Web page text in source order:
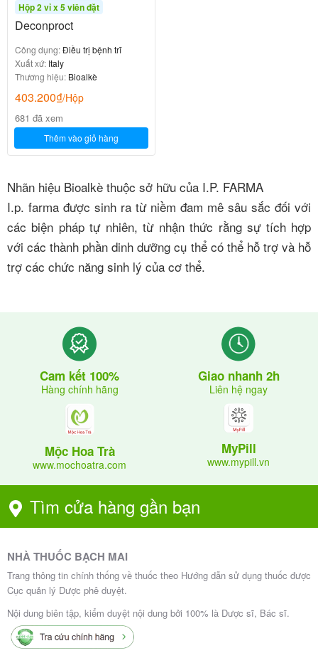
Hộp 2 vỉ x 5 viên đặt
Deconproct
Công dụng:Điều trị bệnh trĩ
Xuất xứ: Italy
Thương hiệu: Bioalkè
403.200₫/Hộp
681 đã xem
Thêm vào giỏ hàng
Nhãn hiệu Bioalkè thuộc sở hữu của I.P. FARMA
I.p. farma được sinh ra từ niềm đam mê sâu sắc đối với
các biện pháp tự nhiên, từ nhận thức rằng sự tích hợp
với các thành phần dinh dưỡng cụ thể có thể hỗ trợ và hỗ
trợ các chức năng sinh lý của cơ thể.
Cam kết 100%
Hàng chính hãng
Giao nhanh 2h
Liên hệ ngay
Mộc Hoa Trà
www.mochoatra.com
MyPill
www.mypill.vn
Tìm cửa hàng gần bạn
NHÀ THUỐC BẠCH MAI
Trang thông tin chính thống về thuốc theo Hướng dẫn sử dụng thuốc được
Cục quản lý Dược phê duyệt.
Nội dung biên tập, kiểm duyệt nội dung bởi 100% là Dược sĩ, Bác sĩ.